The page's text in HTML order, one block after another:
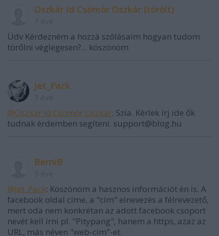
Oszkár Id Csömör Oszkár (törölt)
Üdv Kérdezném a hozzá szólásaim hogyan tudom
törőlni véglegesen?... köszönöm
Jet_Pack
@Oszkár Id Csömör Oszkár: Szia. Kérlek írj ide ők
tudnak érdemben segíteni. support@blog.hu
BerniB
@Jet_Pack: Köszönöm a hasznos információt én is. A
facebook oldal címe, a "cím" elnevezés a félrevezető,
mert oda nem konkrétan az adott facebook csoport
nevét kell írni pl. "Pitypang", hanem a https, azaz az
URL, más néven "web-cím"-et.